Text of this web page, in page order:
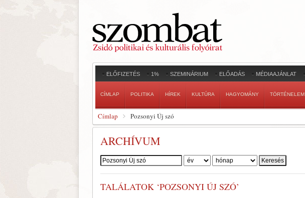
ELŐFIZETÉS 1% SZEMINÁRIUM ELŐADÁS MÉDIAAJÁNLAT
CÍMLAP POLITIKA HÍREK KULTÚRA HAGYOMÁNY TÖRTÉNELEM
Címlap Pozsonyi Új szó
ARCHÍVUM
Szerző:
TALÁLATOK ‘POZSONYI ÚJ SZÓ’